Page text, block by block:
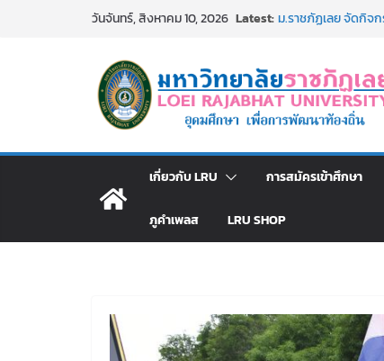
วันจันทร์, สิงหาคม 10, 2026 Latest:ม.ราชภัฏเลย จัดกิจ
มหาวิทยาลัยราชภัฏเ
ม.ราชภัฏเลย จัดมหก
มัธยมปลายค้นหาสาข
อธิการบดี มรภ.เลย
ประกาศผู้ชนะการเ
โดยวิธีเฉพาะเจาะจง
เกี่ยวกับ LRU การสมัครเข้าศึกษา
ภูคำเพลส LRU SHOP